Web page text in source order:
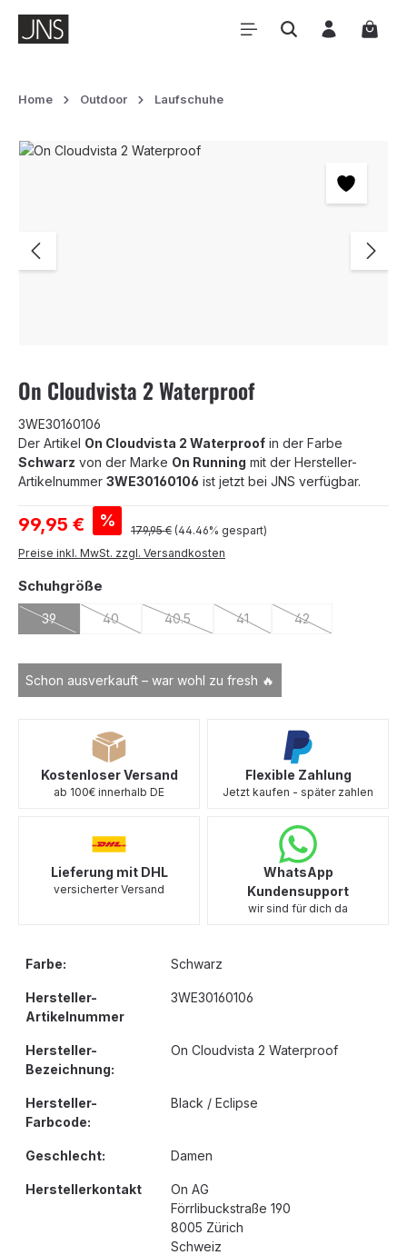
Zum Hauptinhalt springen
Home Outdoor Laufschuhe
Bildergalerie überspringen
On Cloudvista 2 Waterproof
3WE30160106
Der Artikel On Cloudvista 2 Waterproof in der Farbe
Schwarz von der Marke On Running mit der Hersteller-
Artikelnummer 3WE30160106 ist jetzt bei JNS verfügbar.
Verkaufspreis:
99,95 € % Regulärer Preis:
179,95 € (44.46% gespart)
Preise inkl. MwSt. zzgl. Versandkosten
Schon ausverkauft – war wohl zu fresh 🔥
Schuhgröße
39
(Diese Option ist zurzeit nicht verfügbar.)
40
(Diese Option ist zurzeit nicht verfügbar.)
40.5
(Diese Option ist zurzeit nicht verfügbar.)
41
(Diese Option ist zurzeit nicht
42
(Diese Option ist
Kostenloser Versand
ab 100€ innerhalb DE
Flexible Zahlung
Jetzt kaufen - später zahlen
Lieferung mit DHL
versicherter Versand
WhatsApp
Kundensupport
wir sind für dich da
Farbe: Schwarz
Hersteller-
Artikelnummer
3WE30160106
Hersteller-
Bezeichnung:
On Cloudvista 2 Waterproof
Hersteller-
Farbcode:
Black / Eclipse
Geschlecht: Damen
Herstellerkontakt
On AG
Förrlibuckstraße 190
8005 Zürich
Schweiz